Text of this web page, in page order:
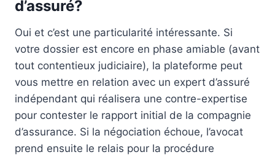
d’assuré?
Oui et c’est une particularité intéressante. Si
votre dossier est encore en phase amiable (avant
tout contentieux judiciaire), la plateforme peut
vous mettre en relation avec un expert d’assuré
indépendant qui réalisera une contre-expertise
pour contester le rapport initial de la compagnie
d’assurance. Si la négociation échoue, l’avocat
prend ensuite le relais pour la procédure